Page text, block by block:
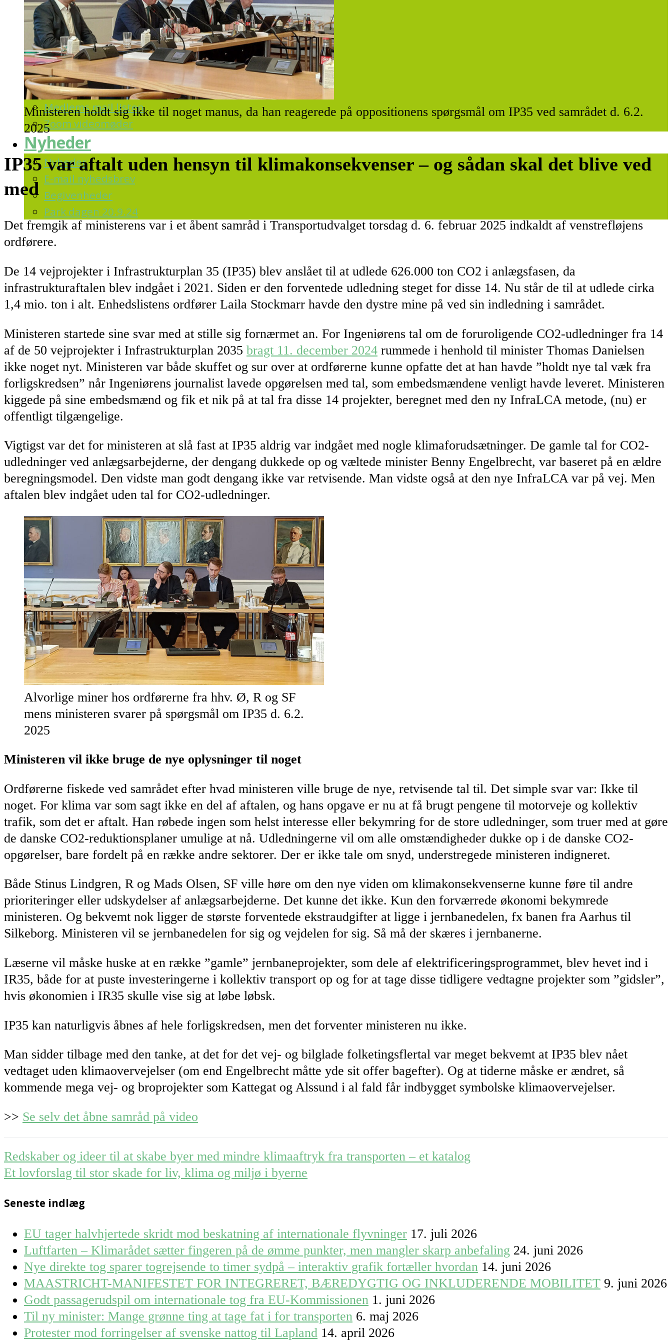
Detaljer om foreningen
Brochure og logo
Links om trafik
Vedtægter
Bestyrelsen
For medlemmer
Medlems mail listen
Zoom videomøder
Nyheder
Nyheder
E-mail nyhedsbrev
Begivenheder
Park dagen 20.9.24
Ministeren holdt sig ikke til noget manus, da han reagerede på oppositionens spørgsmål om IP35 ved samrådet d. 6.2.
2025
IP35 var aftalt uden hensyn til klimakonsekvenser – og sådan skal det blive ved
med
Det fremgik af ministerens var i et åbent samråd i Transportudvalget torsdag d. 6. februar 2025 indkaldt af venstrefløjens
ordførere.
De 14 vejprojekter i Infrastrukturplan 35 (IP35) blev anslået til at udlede 626.000 ton CO2 i anlægsfasen, da
infrastrukturaftalen blev indgået i 2021. Siden er den forventede udledning steget for disse 14. Nu står de til at udlede cirka
1,4 mio. ton i alt. Enhedslistens ordfører Laila Stockmarr havde den dystre mine på ved sin indledning i samrådet.
Ministeren startede sine svar med at stille sig fornærmet an. For Ingeniørens tal om de foruroligende CO2-udledninger fra 14
af de 50 vejprojekter i Infrastrukturplan 2035 bragt 11. december 2024 rummede i henhold til minister Thomas Danielsen
ikke noget nyt. Ministeren var både skuffet og sur over at ordførerne kunne opfatte det at han havde ”holdt nye tal væk fra
forligskredsen” når Ingeniørens journalist lavede opgørelsen med tal, som embedsmændene venligt havde leveret. Ministeren
kiggede på sine embedsmænd og fik et nik på at tal fra disse 14 projekter, beregnet med den ny InfraLCA metode, (nu) er
offentligt tilgængelige.
Vigtigst var det for ministeren at slå fast at IP35 aldrig var indgået med nogle klimaforudsætninger. De gamle tal for CO2-
udledninger ved anlægsarbejderne, der dengang dukkede op og væltede minister Benny Engelbrecht, var baseret på en ældre
beregningsmodel. Den vidste man godt dengang ikke var retvisende. Man vidste også at den nye InfraLCA var på vej. Men
aftalen blev indgået uden tal for CO2-udledninger.
Alvorlige miner hos ordførerne fra hhv. Ø, R og SF
mens ministeren svarer på spørgsmål om IP35 d. 6.2.
2025
Ministeren vil ikke bruge de nye oplysninger til noget
Ordførerne fiskede ved samrådet efter hvad ministeren ville bruge de nye, retvisende tal til. Det simple svar var: Ikke til
noget. For klima var som sagt ikke en del af aftalen, og hans opgave er nu at få brugt pengene til motorveje og kollektiv
trafik, som det er aftalt. Han røbede ingen som helst interesse eller bekymring for de store udledninger, som truer med at gøre
de danske CO2-reduktionsplaner umulige at nå. Udledningerne vil om alle omstændigheder dukke op i de danske CO2-
opgørelser, bare fordelt på en række andre sektorer. Der er ikke tale om snyd, understregede ministeren indigneret.
Både Stinus Lindgren, R og Mads Olsen, SF ville høre om den nye viden om klimakonsekvenserne kunne føre til andre
prioriteringer eller udskydelser af anlægsarbejderne. Det kunne det ikke. Kun den forværrede økonomi bekymrede
ministeren. Og bekvemt nok ligger de største forventede ekstraudgifter at ligge i jernbanedelen, fx banen fra Aarhus til
Silkeborg. Ministeren vil se jernbanedelen for sig og vejdelen for sig. Så må der skæres i jernbanerne.
Læserne vil måske huske at en række ”gamle” jernbaneprojekter, som dele af elektrificeringsprogrammet, blev hevet ind i
IR35, både for at puste investeringerne i kollektiv transport op og for at tage disse tidligere vedtagne projekter som ”gidsler”,
hvis økonomien i IR35 skulle vise sig at løbe løbsk.
IP35 kan naturligvis åbnes af hele forligskredsen, men det forventer ministeren nu ikke.
Man sidder tilbage med den tanke, at det for det vej- og bilglade folketingsflertal var meget bekvemt at IP35 blev nået
vedtaget uden klimaovervejelser (om end Engelbrecht måtte yde sit offer bagefter). Og at tiderne måske er ændret, så
kommende mega vej- og broprojekter som Kattegat og Alssund i al fald får indbygget symbolske klimaovervejelser.
>> Se selv det åbne samråd på video
Post
navigation
Redskaber og ideer til at skabe byer med mindre klimaaftryk fra transporten – et katalog
Et lovforslag til stor skade for liv, klima og miljø i byerne
Seneste indlæg
EU tager halvhjertede skridt mod beskatning af internationale flyvninger 17. juli 2026
Luftfarten – Klimarådet sætter fingeren på de ømme punkter, men mangler skarp anbefaling 24. juni 2026
Nye direkte tog sparer togrejsende to timer sydpå – interaktiv grafik fortæller hvordan 14. juni 2026
MAASTRICHT-MANIFESTET FOR INTEGRERET, BÆREDYGTIG OG INKLUDERENDE MOBILITET 9. juni 2026
Godt passagerudspil om internationale tog fra EU-Kommissionen 1. juni 2026
Til ny minister: Mange grønne ting at tage fat i for transporten 6. maj 2026
Protester mod forringelser af svenske nattog til Lapland 14. april 2026